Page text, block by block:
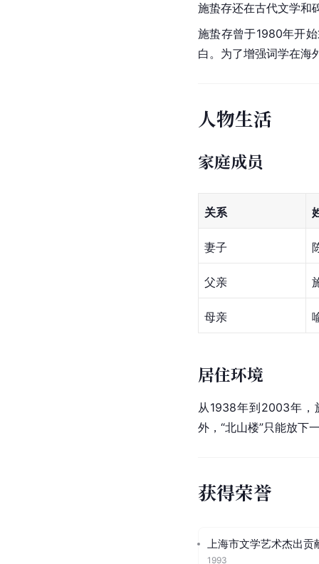
施蛰存还在古代文学和
施蛰存曾于1980年开
白。为了增强词学在海
人物生活
家庭成员
关系
妻子
父亲
母亲
居住环境
从1938年到2003年，
外，“北山楼”只能放下
获得荣誉
上海市文学艺术杰出贡
1993